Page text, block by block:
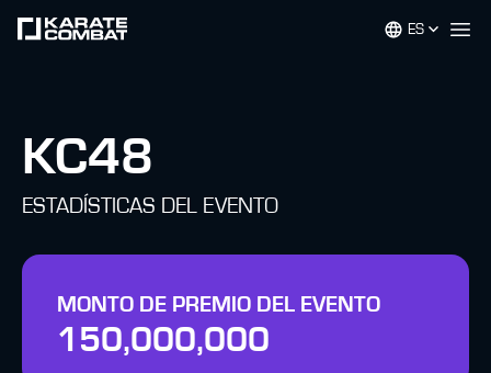
ES
KC48
ESTADÍSTICAS DEL EVENTO
MONTO DE PREMIO DEL EVENTO
150,000,000